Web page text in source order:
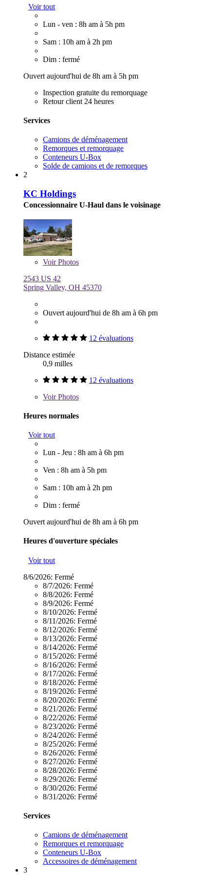
Voir tout
Lun - ven : 8h am à 5h pm
Sam : 10h am à 2h pm
Dim : fermé
Ouvert aujourd'hui de 8h am à 5h pm
Inspection gratuite du remorquage
Retour client 24 heures
Services
Camions de déménagement
Remorques et remorquage
Conteneurs U-Box
Solde de camions et de remorques
2
KC Holdings
Concessionnaire U-Haul dans le voisinage
VoirPhotos
2543 US 42
Spring Valley, OH 45370
Ouvert aujourd'hui de 8h am à 6h pm
12 évaluations
Distance estimée
0,9 milles
12 évaluations
VoirPhotos
Heures normales
Voir tout
Lun - Jeu : 8h am à 6h pm
Ven : 8h am à 5h pm
Sam : 10h am à 2h pm
Dim : fermé
Ouvert aujourd'hui de 8h am à 6h pm
Heures d'ouverture spéciales
Voir tout
8/6/2026: Fermé
8/7/2026: Fermé
8/8/2026: Fermé
8/9/2026: Fermé
8/10/2026: Fermé
8/11/2026: Fermé
8/12/2026: Fermé
8/13/2026: Fermé
8/14/2026: Fermé
8/15/2026: Fermé
8/16/2026: Fermé
8/17/2026: Fermé
8/18/2026: Fermé
8/19/2026: Fermé
8/20/2026: Fermé
8/21/2026: Fermé
8/22/2026: Fermé
8/23/2026: Fermé
8/24/2026: Fermé
8/25/2026: Fermé
8/26/2026: Fermé
8/27/2026: Fermé
8/28/2026: Fermé
8/29/2026: Fermé
8/30/2026: Fermé
8/31/2026: Fermé
Services
Camions de déménagement
Remorques et remorquage
Conteneurs U-Box
Accessoires de déménagement
3